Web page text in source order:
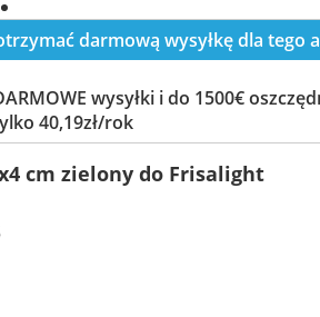
darmową wysyłkę dla tego
wysyłki i do 1500€
40,19zł/rok
cm zielony do Frisalight